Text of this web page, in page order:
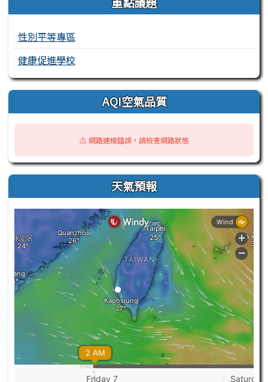
性別平等專區
健康促進學校
AQI空氣品質
⚠️ 網路連線錯誤，請檢查網路狀態
天氣預報